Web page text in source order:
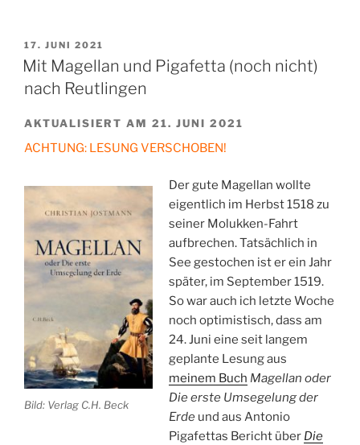
VERÖFFENTLICHT
AM
17. JUNI 2021
Mit Magellan und Pigafetta (noch nicht)
nach Reutlingen
AKTUALISIERT AM 21. JUNI 2021
ACHTUNG: LESUNG VERSCHOBEN!
Bild: Verlag C.H. Beck
Der gute Magellan wollte
eigentlich im Herbst 1518 zu
seiner Molukken-Fahrt
aufbrechen. Tatsächlich in
See gestochen ist er ein Jahr
später, im September 1519.
So war auch ich letzte Woche
noch optimistisch, dass am
24. Juni eine seit langem
geplante Lesung aus
meinem Buch Magellan oder
Die erste Umsegelung der
Erdeund aus Antonio
Pigafettas Bericht über Die